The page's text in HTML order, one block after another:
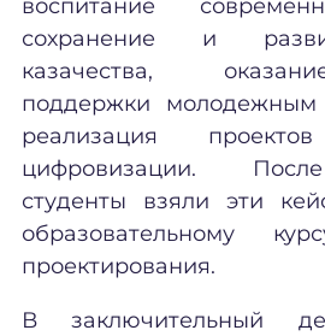
сохранение и
казачества,
поддержки
реализация
цифровизации.
студенты взяли эти
образовательному
проектирования.
В заключительный